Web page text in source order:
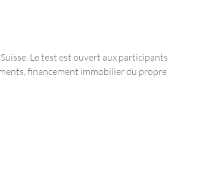
Le test est ouvert aux participants
financement immobilier du propre